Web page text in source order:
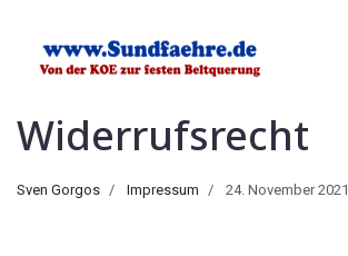
Widerrufsrecht
Sven Gorgos Impressum 24. November 2021